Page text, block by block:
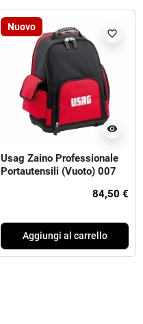
Nuovo
visibility
favorite_border
Usag Zaino Professionale
Portautensili (Vuoto) 007
84,50 €
Aggiungi al carrello